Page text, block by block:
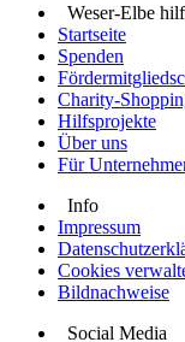
Weser-Elbe
Startseite
Spenden
Charity-
Hilfsprojekte
Über uns
Für
Info
Impressum
Cookies
Bildnachweise
Social Media